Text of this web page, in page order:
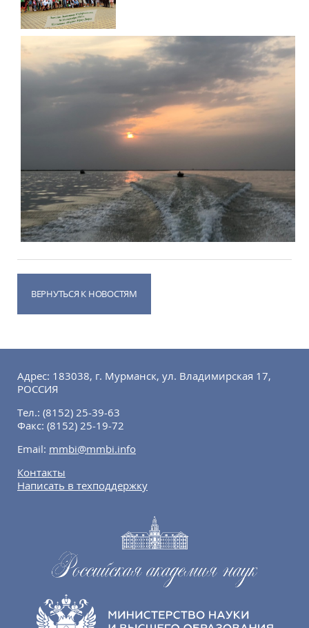
ВЕРНУТЬСЯ К НОВОСТЯМ
Адрес: 183038, г. Мурманск, ул. Владимирская 17,
РОССИЯ
Тел.: (8152) 25-39-63
Факс: (8152) 25-19-72
Email: mmbi@mmbi.info
Контакты
Написать в техподдержку